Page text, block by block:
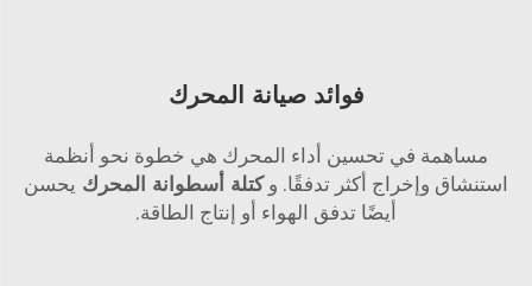
فوائد صيانة المحرك
مساهمة في تحسين أداء المحرك هي خطوة نحو أنظمة
استنشاق وإخراج أكثر تدفقًا. وكتلة أسطوانة المحرك يحسن
أيضًا تدفق الهواء أو إنتاج الطاقة.